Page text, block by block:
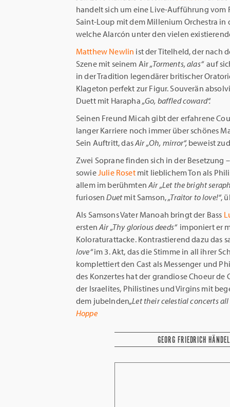
handelt sich um eine Live-Aufführung vom
Saint-Loup mit dem Millenium Orchestra in
welche Alarcón unter den vielen
Matthew Newlin ist der Titelheld, der nach
Szene mit seinem Air„Torments, alas“auf
in der Tradition legendärer britischer
Klageton perfekt zur Figur. Souverän
Duett mit Harapha „Go, baffled coward“.
Seinen Freund Micah gibt der erfahrene
langer Karriere noch immer über schönes
Sein Auftritt, dasAir„Oh, mirror“,beweist
Zwei Soprane finden sich in der Besetzung
sowieJulie Rosetmit lieblichem Ton als
allem im berühmtenAir„Let the bright
furiosenDuetmit Samson,„Traitor to love!“,
Als Samsons Vater Manoah bringt der Bass
erstenAir„Thy glorious deeds“imponiert er
Koloraturattacke. Kontrastierend dazu das
love“im 3. Akt, das die Stimme in all ihrer
komplettiert den Cast als Messenger und
des Konzertes hat der grandiose Choeur
der Israelites, Philistines und Virgins mit
dem jubelnden„Let their celestial concerts
Hoppe
GEORG FRIEDRICH HÄNDEL